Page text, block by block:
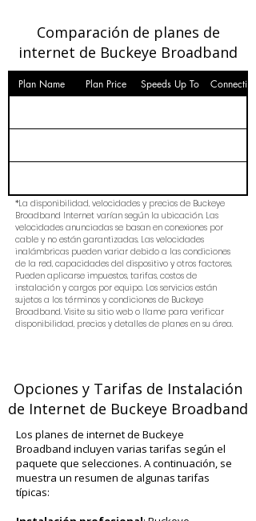
Comparación de planes de
internet de Buckeye Broadband
Plan Name Plan Price Speeds Up To Connection
*La disponibilidad, velocidades y precios de Buckeye
Broadband Internet varían según la ubicación. Las
velocidades anunciadas se basan en conexiones por
cable y no están garantizadas. Las velocidades
inalámbricas pueden variar debido a las condiciones
de la red, capacidades del dispositivo y otros factores.
Pueden aplicarse impuestos, tarifas, costos de
instalación y cargos por equipo. Los servicios están
sujetos a los términos y condiciones de Buckeye
Broadband. Visite su sitio web o llame para verificar
disponibilidad, precios y detalles de planes en su área.
Opciones y Tarifas de Instalación
de Internet de Buckeye Broadband
Los planes de internet de Buckeye
Broadband incluyen varias tarifas según el
paquete que selecciones. A continuación, se
muestra un resumen de algunas tarifas
típicas: